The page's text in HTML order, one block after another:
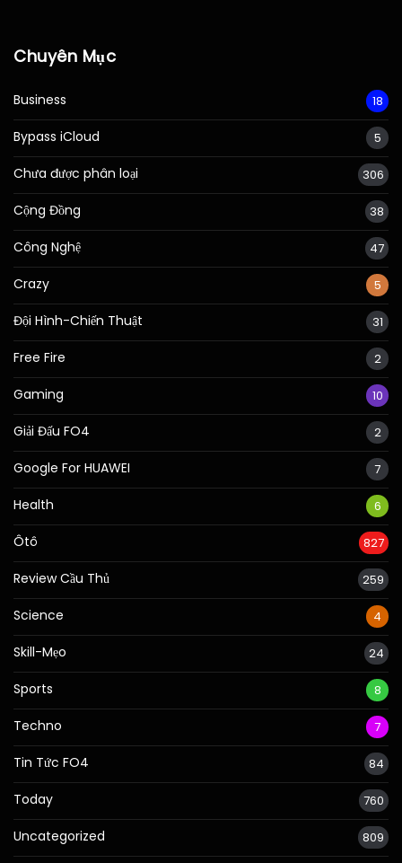
Chuyên Mục
Business 18
Bypass iCloud 5
Chưa được phân loại 306
Cộng Đồng 38
Công Nghệ 47
Crazy 5
Đội Hình-Chiến Thuật 31
Free Fire 2
Gaming 10
Giải Đấu FO4 2
Google For HUAWEI 7
Health 6
Ôtô 827
Review Cầu Thủ 259
Science 4
Skill-Mẹo 24
Sports 8
Techno 7
Tin Tức FO4 84
Today 760
Uncategorized 809